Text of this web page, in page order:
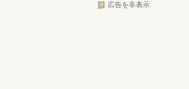
広告を非表示